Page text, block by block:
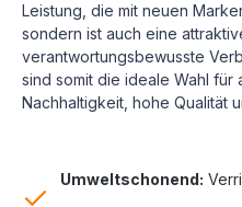
Leistung, die mit neuen
sondern ist auch eine
verantwortungsbewusste
sind somit die ideale Wahl
Nachhaltigkeit, hohe Qualität
Umweltschonend: